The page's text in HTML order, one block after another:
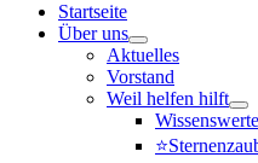
Startseite
Über uns
Aktuelles
Vorstand
Weil helfen hilft